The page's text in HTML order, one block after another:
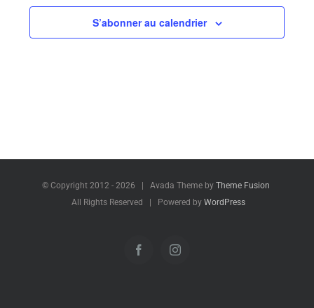
S’abonner au calendrier
© Copyright 2012 - 2026 | Avada Theme by Theme Fusion
All Rights Reserved | Powered by WordPress
FacebookInstagram